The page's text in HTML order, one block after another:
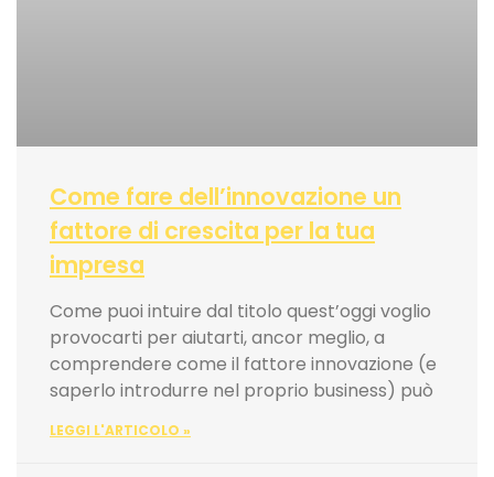
Come fare dell’innovazione un
fattore di crescita per la tua
impresa
Come puoi intuire dal titolo quest’oggi voglio
provocarti per aiutarti, ancor meglio, a
comprendere come il fattore innovazione (e
saperlo introdurre nel proprio business) può
LEGGI L'ARTICOLO »